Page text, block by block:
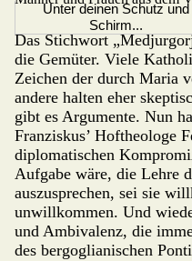
Unter deinen Schutz und
Schirm...
Das Stichwort
die Gemüter. Viele
Zeichen der durch Maria
andere halten eher
gibt es Argu­mente. Nun
Franziskus’ Hoftheologe
diplomatischen
Aufgabe wäre, die Lehre
auszusprechen, sei sie
unwillkommen. Und
und Ambivalenz, die
des bergoglianischen